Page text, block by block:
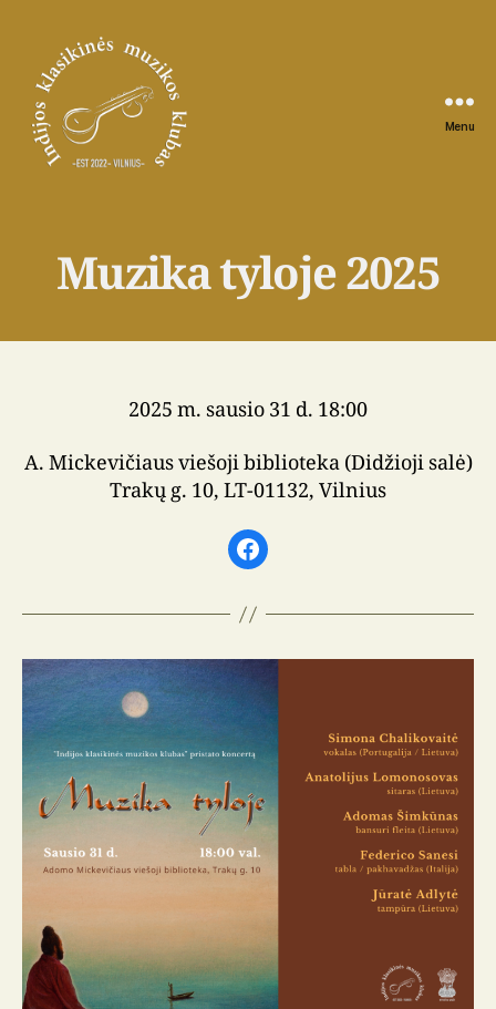
klubas
Menu
Muzika tyloje 2025
2025 m. sausio 31 d. 18:00
A. Mickevičiaus viešoji biblioteka (Didžioji salė)
Trakų g. 10, LT-01132, Vilnius
Facebook